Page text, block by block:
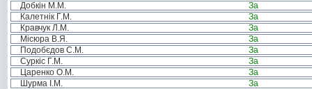
Добкін М.М.
За
Калетнік Г.М.
За
Кравчук Л.М.
За
Місюра В.Я.
За
Подобєдов С.М.
За
Суркіс Г.М.
За
Царенко О.М.
За
Шурма І.М.
За